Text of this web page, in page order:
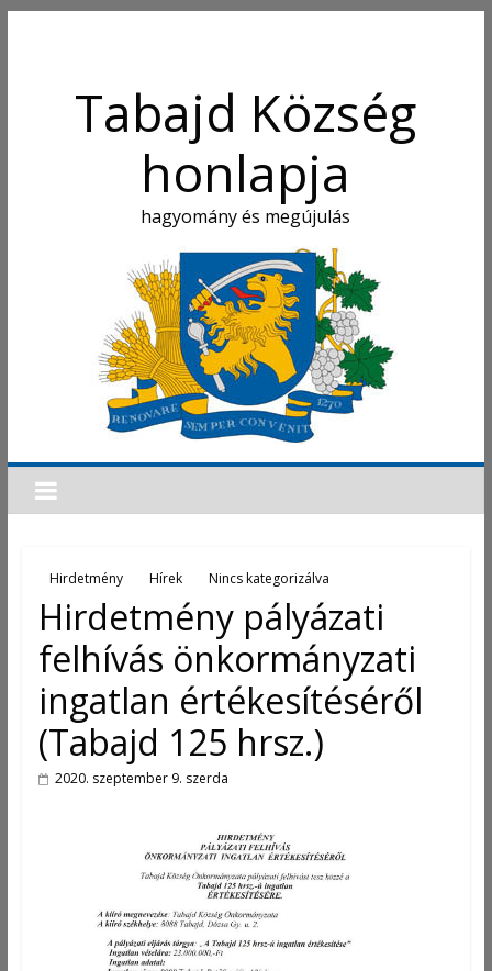
Tabajd Község
honlapja
hagyomány és megújulás
Hirdetmény Hírek Nincs kategorizálva
Hirdetmény pályázati
felhívás önkormányzati
ingatlan értékesítéséről
(Tabajd 125 hrsz.)
2020. szeptember 9. szerda